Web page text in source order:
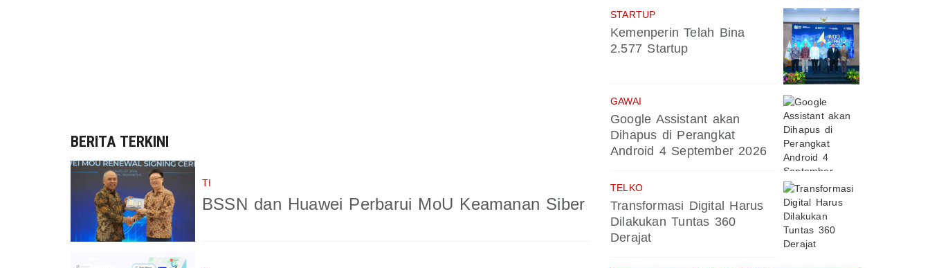
BERITA TERKINI
TI
BSSN dan Huawei Perbarui MoU Keamanan Siber
STARTUP
Kemenperin Telah Bina
2.577 Startup
GAWAI
Google Assistant akan
Dihapus di Perangkat
Android 4 September 2026
TELKO
Transformasi Digital Harus
Dilakukan Tuntas 360
Derajat